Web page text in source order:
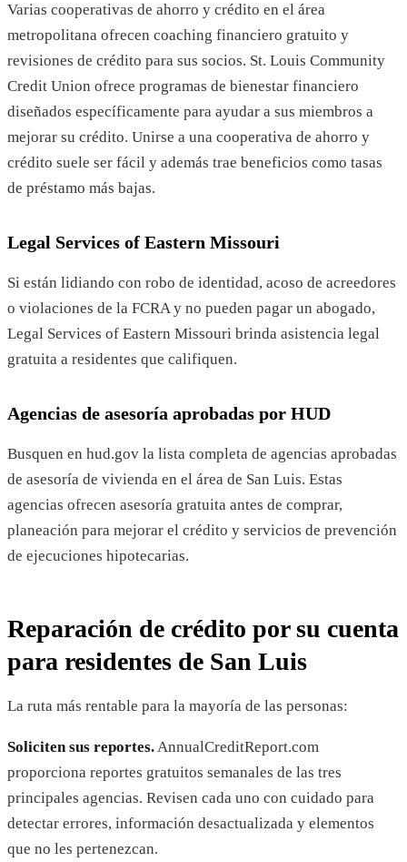
Varias cooperativas de ahorro y crédito en el área
metropolitana ofrecen coaching financiero gratuito y
revisiones de crédito para sus socios. St. Louis Community
Credit Union ofrece programas de bienestar financiero
diseñados específicamente para ayudar a sus miembros a
mejorar su crédito. Unirse a una cooperativa de ahorro y
crédito suele ser fácil y además trae beneficios como tasas
de préstamo más bajas.
Legal Services of Eastern Missouri
Si están lidiando con robo de identidad, acoso de acreedores
o violaciones de la FCRA y no pueden pagar un abogado,
Legal Services of Eastern Missouri brinda asistencia legal
gratuita a residentes que califiquen.
Agencias de asesoría aprobadas por HUD
Busquen en hud.gov la lista completa de agencias aprobadas
de asesoría de vivienda en el área de San Luis. Estas
agencias ofrecen asesoría gratuita antes de comprar,
planeación para mejorar el crédito y servicios de prevención
de ejecuciones hipotecarias.
Reparación de crédito por su cuenta
para residentes de San Luis
La ruta más rentable para la mayoría de las personas:
Soliciten sus reportes.AnnualCreditReport.com
proporciona reportes gratuitos semanales de las tres
principales agencias. Revisen cada uno con cuidado para
detectar errores, información desactualizada y elementos
que no les pertenezcan.